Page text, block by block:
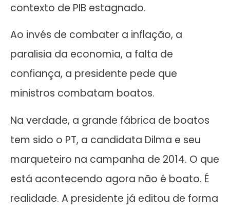
contexto de PIB estagnado.
Ao invés de combater a inflação, a
paralisia da economia, a falta de
confiança, a presidente pede que
ministros combatam boatos.
Na verdade, a grande fábrica de boatos
tem sido o PT, a candidata Dilma e seu
marqueteiro na campanha de 2014. O que
está acontecendo agora não é boato. É
realidade. A presidente já editou de forma